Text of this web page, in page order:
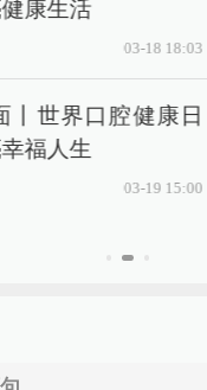
康生活
03-18 18:03
丨世界口腔健康日
福人生
03-19 15:00